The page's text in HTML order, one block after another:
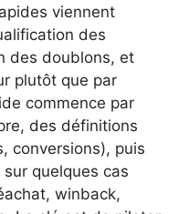
viennent
des
des doublons, et
plutôt que par
commence par
des définitions
conversions), puis
quelques cas
winback,